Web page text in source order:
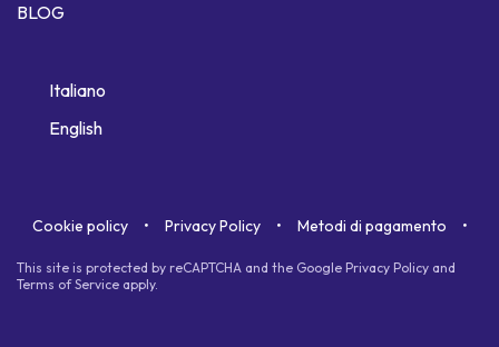
BLOG
Italiano
English
Cookie policy Privacy Policy Metodi di pagamento
This site is protected by reCAPTCHA and the Google Privacy Policy and
Terms of Service apply.